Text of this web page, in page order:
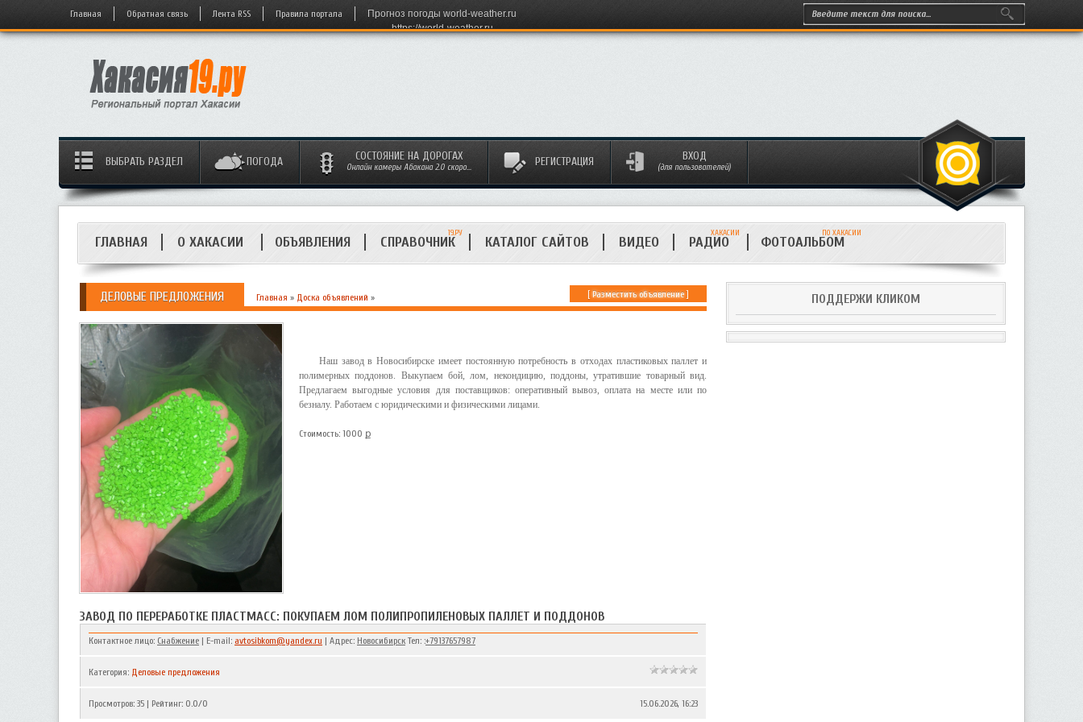
Главная Обратная связь Лента RSS Правила портала
Прогноз погоды world-weather.ru
https://world-weather.ru
ВЫБРАТЬ РАЗДЕЛ ПОГОДА СОСТОЯНИЕ НА ДОРОГАХ
Онлайн камеры Абакана 2.0 скоро... РЕГИСТРАЦИЯ ВХОД
(для пользователей)
ГЛАВНАЯ О ХАКАСИИ ОБЪЯВЛЕНИЯ СПРАВОЧНИК
19.РУ
КАТАЛОГ САЙТОВ ВИДЕО РАДИО
ХАКАСИИ
ФОТОАЛЬБОМ
ПО ХАКАСИИ
ДЕЛОВЫЕ ПРЕДЛОЖЕНИЯ Главная » Доска объявлений » [Разместить объявление]
ЗАВОД ПО ПЕРЕРАБОТКЕ ПЛАСТМАСС: ПОКУПАЕМ ЛОМ ПОЛИПРОПИЛЕНОВЫХ ПАЛЛЕТ И ПОДДОНОВ
Наш завод в Новосибирске имеет постоянную потребность в отходах пластиковых паллет и
полимерных поддонов. Выкупаем бой, лом, некондицию, поддоны, утратившие товарный вид.
Предлагаем выгодные условия для поставщиков: оперативный вывоз, оплата на месте или по
безналу. Работаем с юридическими и физическими лицами.
Стоимость: 1000 ք
Контактное лицо: Снабжение | E-mail: avtosibkom@yandex.ru | Адрес: НовосибирскТел: :+79137657987
Категория: Деловые предложения
Просмотров: 35 | Рейтинг: 0.0/0 15.06.2026, 16:23
ПОДДЕРЖИ КЛИКОМ